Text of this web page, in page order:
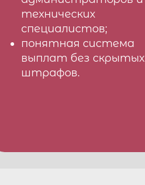
технических
специалистов;
понятная система
выплат без скрытых
штрафов.